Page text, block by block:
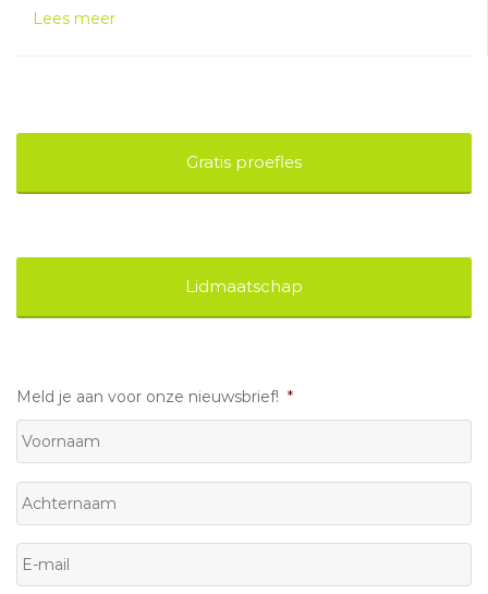
Lees meer
Gratis proefles
Lidmaatschap
Meld je aan voor onze nieuwsbrief! *
Voornaam
Achternaam
E-
mail *